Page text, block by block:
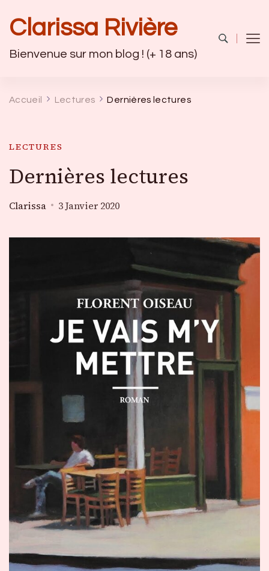
Clarissa Rivière
Bienvenue sur mon blog ! (+ 18 ans)
Accueil Lectures Dernières lectures
LECTURES
Dernières lectures
Clarissa 3 Janvier 2020